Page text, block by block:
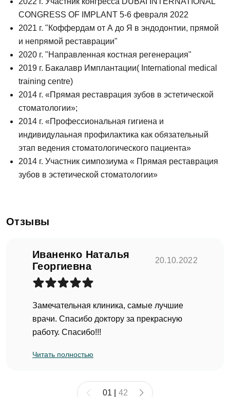
CONGRESS OF IMPLANT 5-6 февраля 2022
2021 г. "Коффердам от А до Я в эндодонтии, прямой
и непрямой реставрации"
2020 г. "Направленная костная регенерация"
2019 г. Бакалавр Имплантации( International medical
training centre)
2014 г. «Прямая реставрация зубов в эстетической
стоматологии»;
2014 г. «Профессиональная гигиена и
индивидулаьная профилактика как обязательный
этап ведения стоматологического пациента»
2014 г. Участник симпозиума « Прямая реставрация
зубов в эстетической стоматологии»
Отзывы
01 42
Иваненко Наталья
Георгиевна
20.10.2022
Замечательная клиника, самые лучшие
врачи. Спасибо доктору за прекрасную
работу. Спасибо!!!
Читать полностью
Запись на прием
ФИО
Телефон
E-mail
Оставить отзыв
ФИО
Клиника
Клиника Dental Way
Врач Dental Way
Выбрать...